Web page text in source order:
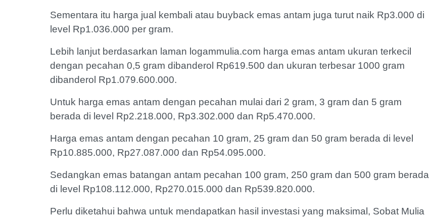
Sementara itu harga jual kembali atau buyback emas antam juga turut naik Rp3.000 di
level Rp1.036.000 per gram.
Lebih lanjut berdasarkan laman logammulia.com harga emas antam ukuran terkecil
dengan pecahan 0,5 gram dibanderol Rp619.500 dan ukuran terbesar 1000 gram
dibanderol Rp1.079.600.000.
Untuk harga emas antam dengan pecahan mulai dari 2 gram, 3 gram dan 5 gram
berada di level Rp2.218.000, Rp3.302.000 dan Rp5.470.000.
Harga emas antam dengan pecahan 10 gram, 25 gram dan 50 gram berada di level
Rp10.885.000, Rp27.087.000 dan Rp54.095.000.
Sedangkan emas batangan antam pecahan 100 gram, 250 gram dan 500 gram berada
di level Rp108.112.000, Rp270.015.000 dan Rp539.820.000.
Perlu diketahui bahwa untuk mendapatkan hasil investasi yang maksimal, Sobat Mulia